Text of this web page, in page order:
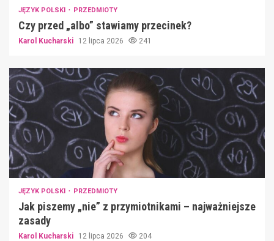
JĘZYK POLSKI PRZEDMIOTY
Czy przed „albo” stawiamy przecinek?
Karol Kucharski 12 lipca 2026 241
JĘZYK POLSKI PRZEDMIOTY
Jak piszemy „nie” z przymiotnikami – najważniejsze
zasady
Karol Kucharski 12 lipca 2026 204